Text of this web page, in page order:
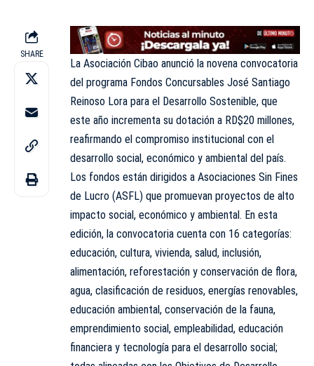
SHARE
La Asociación Cibao anunció la novena convocatoria
del programa Fondos Concursables José Santiago
Reinoso Lora para el Desarrollo Sostenible, que
este año incrementa su dotación a RD$20 millones,
reafirmando el compromiso institucional con el
desarrollo social, económico y ambiental del país.
Los fondos están dirigidos a Asociaciones Sin Fines
de Lucro (ASFL) que promuevan proyectos de alto
impacto social, económico y ambiental. En esta
edición, la convocatoria cuenta con 16 categorías:
educación, cultura, vivienda, salud, inclusión,
alimentación, reforestación y conservación de flora,
agua, clasificación de residuos, energías renovables,
educación ambiental, conservación de la fauna,
emprendimiento social, empleabilidad, educación
financiera y tecnología para el desarrollo social;